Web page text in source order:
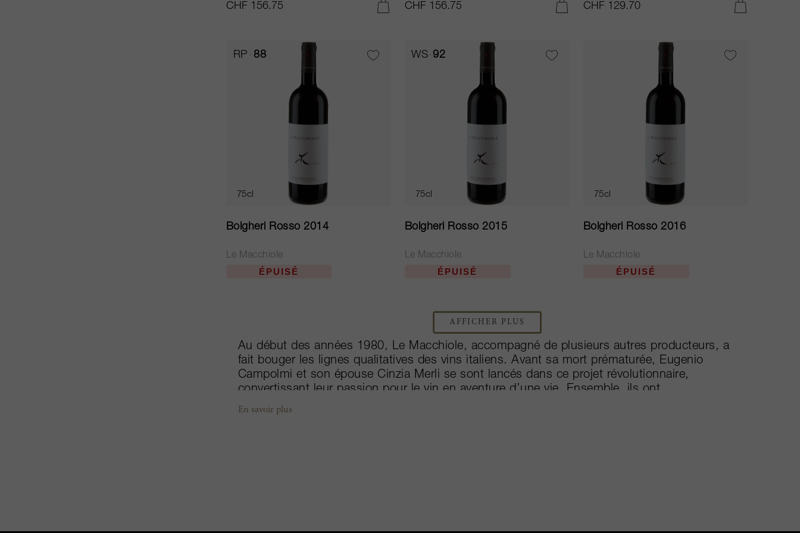
CHF 156.75 CHF 156.75 CHF 129.70
RP 88
75cl
Bolgheri Rosso 2014
Le Macchiole
ÉPUISÉ
WS 92
75cl
Bolgheri Rosso 2015
Le Macchiole
ÉPUISÉ
75cl
Bolgheri Rosso 2016
Le Macchiole
ÉPUISÉ
AFFICHER PLUS
Au début des années 1980, Le Macchiole, accompagné de plusieurs autres producteurs, a
fait bouger les lignes qualitatives des vins italiens. Avant sa mort prématurée, Eugenio
Campolmi et son épouse Cinzia Merli se sont lancés dans ce projet révolutionnaire,
convertissant leur passion pour le vin en aventure d’une vie. Ensemble, ils ont
métamorphosé ce domaine de 18 hectares, le transformant en producteur de Supers
Toscans parmi les ténors de Bolgheri, au même rang que ses voisins, Ornellaia et
En savoir plus